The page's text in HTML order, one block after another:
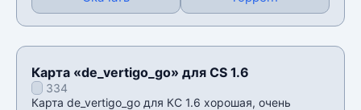
Карта «de_vertigo_go» для CS 1.6
334
Карта de_vertigo_go для КС 1.6 хорошая, очень